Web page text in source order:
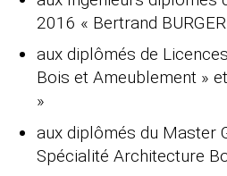
2016 « Bertrand
aux diplômés de
Bois et Ameublement »
»
aux diplômés du Master
Spécialité Architecture